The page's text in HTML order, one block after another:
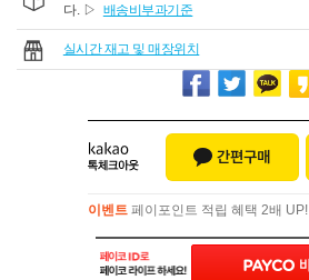
다. ▷ 배송비부과기준
실시간 재고 및 매장위치
이벤트 페이포인트 적립 혜택 2배 UP!
이벤트페이포인트 적립 혜택 2배 UP!